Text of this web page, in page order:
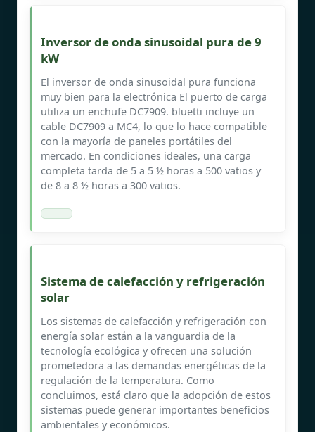
Inversor de onda sinusoidal pura de 9
kW
El inversor de onda sinusoidal pura funciona
muy bien para la electrónica El puerto de carga
utiliza un enchufe DC7909. bluetti incluye un
cable DC7909 a MC4, lo que lo hace compatible
con la mayoría de paneles portátiles del
mercado. En condiciones ideales, una carga
completa tarda de 5 a 5 ½ horas a 500 vatios y
de 8 a 8 ½ horas a 300 vatios.
Sistema de calefacción y refrigeración
solar
Los sistemas de calefacción y refrigeración con
energía solar están a la vanguardia de la
tecnología ecológica y ofrecen una solución
prometedora a las demandas energéticas de la
regulación de la temperatura. Como
concluimos, está claro que la adopción de estos
sistemas puede generar importantes beneficios
ambientales y económicos.